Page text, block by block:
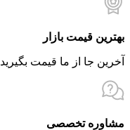
بهترین قیمت بازار
آخرین جا از ما قیمت بگیرید
مشاوره تخصصی